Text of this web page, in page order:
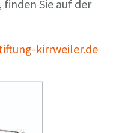
Sie auf der
kirrweiler.de